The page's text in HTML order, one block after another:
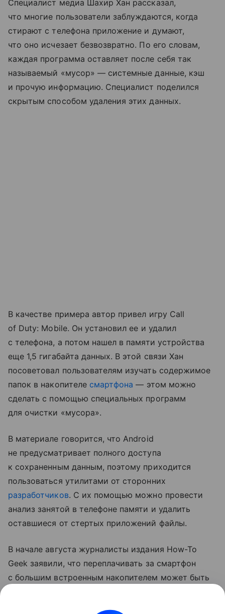
Специалист медиа Шахир Хан рассказал,
что многие пользователи заблуждаются, когда
стирают с телефона приложение и думают,
что оно исчезает безвозвратно. По его словам,
каждая программа оставляет после себя так
называемый «мусор» — системные данные, кэш
и прочую информацию. Специалист поделился
скрытым способом удаления этих данных.
В качестве примера автор привел игру Call
of Duty: Mobile. Он установил ее и удалил
с телефона, а потом нашел в памяти устройства
еще 1,5 гигабайта данных. В этой связи Хан
посоветовал пользователям изучать содержимое
папок в накопителе смартфона — этом можно
сделать с помощью специальных программ
для очистки «мусора».
В материале говорится, что Android
не предусматривает полного доступа
к сохраненным данным, поэтому приходится
пользоваться утилитами от сторонних
разработчиков. С их помощью можно провести
анализ занятой в телефоне памяти и удалить
оставшиеся от стертых приложений файлы.
В начале августа журналисты издания How-To
Geek заявили, что переплачивать за смартфон
с большим встроенным накопителем может быть